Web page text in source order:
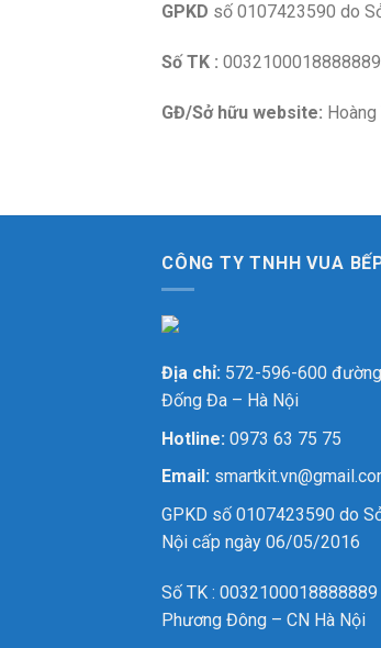
GPKD số 0107423590 do
Số TK :
GĐ/Sở hữu website:
CÔNG TY TNHH VUA
Địa chỉ: 572-596-600
Đống Đa – Hà Nội
Hotline: 0973 63 75 75
Email:
GPKD số 0107423590 do
Nội cấp ngày 06/05/2016
Số TK :
Phương Đông – CN Hà Nội